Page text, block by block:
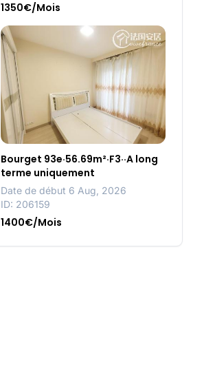
1350€/Mois
Bourget 93e·56.69m²·F3··A long
terme uniquement
Date de début 6 Aug, 2026
ID: 206159
1400€/Mois